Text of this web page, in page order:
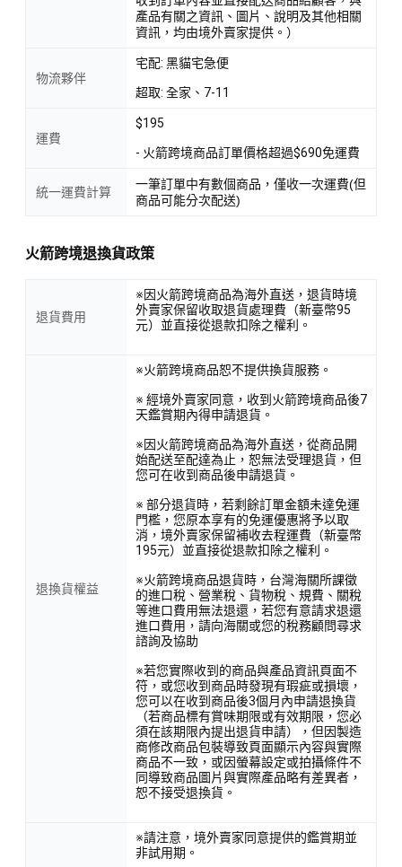
產品有關之資訊、圖片、說明及其他相關
資訊，均由境外賣家提供。）
物流夥伴
宅配: 黑貓宅急便
超取: 全家、7-11
運費
$195
- 火箭跨境商品訂單價格超過$690免運費
統一運費計算
一筆訂單中有數個商品，僅收一次運費(但
商品可能分次配送)
火箭跨境退換貨政策
退貨費用
※因火箭跨境商品為海外直送，退貨時境
外賣家保留收取退貨處理費（新臺幣95
元）並直接從退款扣除之權利。
退換貨權益
※火箭跨境商品恕不提供換貨服務。
※ 經境外賣家同意，收到火箭跨境商品後7
天鑑賞期內得申請退貨。
※因火箭跨境商品為海外直送，從商品開
始配送至配達為止，恕無法受理退貨，但
您可在收到商品後申請退貨。
※ 部分退貨時，若剩餘訂單金額未達免運
門檻，您原本享有的免運優惠將予以取
消，境外賣家保留補收去程運費（新臺幣
195元）並直接從退款扣除之權利。
※火箭跨境商品退貨時，台灣海關所課徵
的進口稅、營業稅、貨物稅、規費、關稅
等進口費用無法退還，若您有意請求退還
進口費用，請向海關或您的稅務顧問尋求
諮詢及協助
※若您實際收到的商品與產品資訊頁面不
符，或您收到商品時發現有瑕疵或損壞，
您可以在收到商品後3個月內申請退換貨
（若商品標有賞味期限或有效期限，您必
須在該期限內提出退貨申請），但因製造
商修改商品包裝導致頁面顯示內容與實際
商品不一致，或因螢幕設定或拍攝條件不
同導致商品圖片與實際產品略有差異者，
恕不接受退換貨。
※請注意，境外賣家同意提供的鑑賞期並
非試用期。